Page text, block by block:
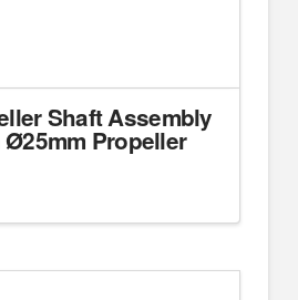
Shaft Assembly
Propeller